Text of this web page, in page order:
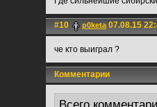
#10 p0keta07.08.15
че кто выиграл ?
Комментарии